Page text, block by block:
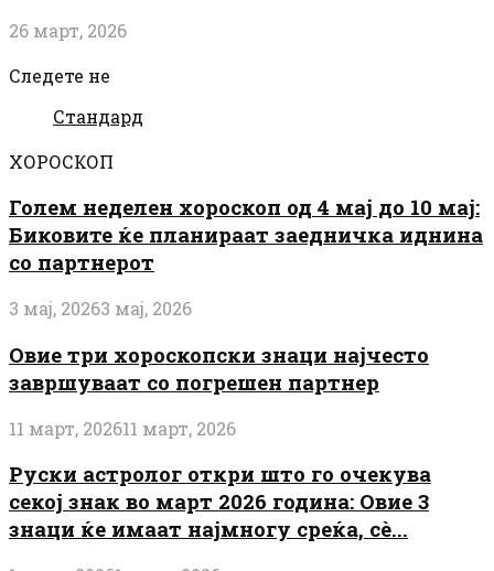
26 март, 2026
Следете не
Стандард
ХОРОСКОП
Голем неделен хороскоп од 4 мај до 10 мај:
Биковите ќе планираат заедничка иднина
со партнерот
3 мај, 20263 мај, 2026
Овие три хороскопски знаци најчесто
завршуваат со погрешен партнер
11 март, 202611 март, 2026
Руски астролог откри што го очекува
секој знак во март 2026 година: Овие 3
знаци ќе имаат најмногу среќа, сè...